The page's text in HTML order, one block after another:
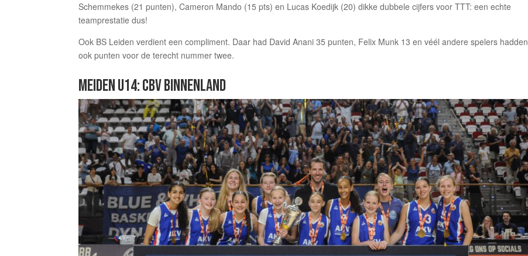
Schemmekes (21 punten), Cameron Mando (15 pts) en Lucas Koedijk (20) dikke dubbele cijfers voor TTT: een echte
teamprestatie dus!
Ook BS Leiden verdient een compliment. Daar had David Anani 35 punten, Felix Munk 13 en véél andere spelers hadden
ook punten voor de terecht nummer twee.
MEIDEN U14: CBV BINNENLAND